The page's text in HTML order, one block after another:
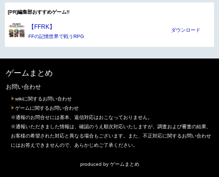
[PR]編集部おすすめゲーム!!
【FFRK】
FFの記憶世界で戦うRPG
ダウンロード
ゲームまとめ
お問い合わせ
wikiに関するお問い合わせ
ゲームに関するお問い合わせ
※通報のお問合せには基本、返信対応はおこなっておりません。
※通報いただきました情報は、確認のうえ順次対応いたしますが、調査および審査の結果、
お客様の希望された対応と異なる場合もございます。また、不正対応に関するお問い合わせ
にはお答えできませんので、あらかじめご了承ください。
produced by ゲームまとめ